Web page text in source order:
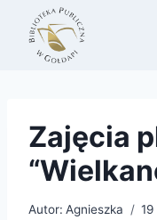
Przejdź
treści
Zajęcia
Autor: Agnieszka